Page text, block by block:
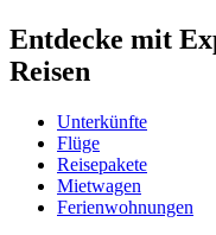
Entdecke mit
Reisen
Unterkünfte
Flüge
Reisepakete
Mietwagen
Ferienwohnungen